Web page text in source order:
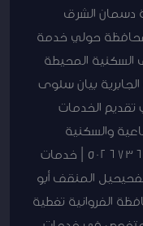
دسمان الشرق
محافظة حولي خدمة
المحيطة
بيان سلوى
الخدمات
والسكنية
التابعة لها.سباك صحي في حولي | 50267365 | خدمات
المنقف أبو
الفروانية تغطية